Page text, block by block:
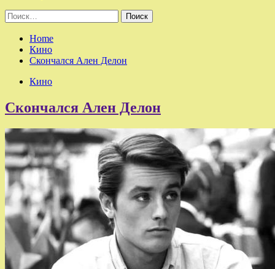
Найти:
Home
Кино
Скончался Ален Делон
Кино
Скончался Ален Делон